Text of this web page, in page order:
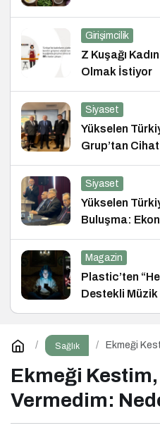
Girişimcilik
Z Kuşağı
Olmak İstiyor
Siyaset
Yükselen
Grup’tan Cihat
Siyaset
Yükselen
Buluşma:
ve Hukuk
Magazin
Plastic’ten
Destekli
Sağlık Ekmeği
Ekmeği
Vermedim: